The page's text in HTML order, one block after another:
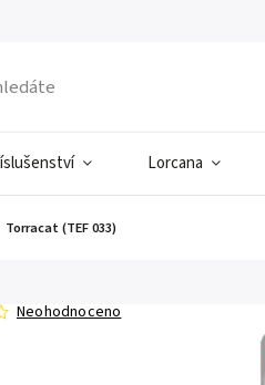
Lorcana
Torracat (TEF 033)
Neohodnoceno